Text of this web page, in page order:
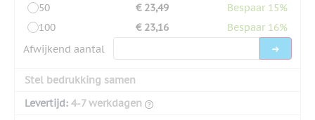
50
€ 23,49
Bespaar 15%
100
€ 23,16
Bespaar 16%
Afwijkend aantal
Stel bedrukking samen
Levertijd: 4-7 werkdagen